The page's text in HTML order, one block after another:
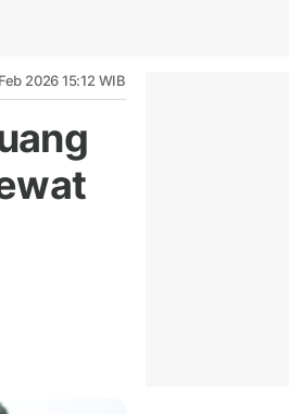
2026 15:12 WIB